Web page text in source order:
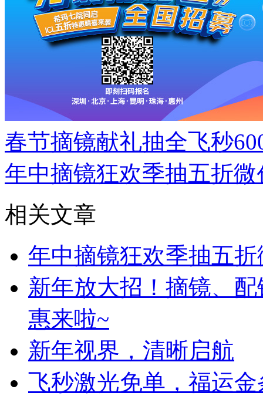
春节摘镜献礼抽全飞秒
年中摘镜狂欢季抽五折
相关文章
年中摘镜狂欢季抽五
新年放大招！摘镜、
惠来啦~
新年视界，清晰启航
飞秒激光免单，福运